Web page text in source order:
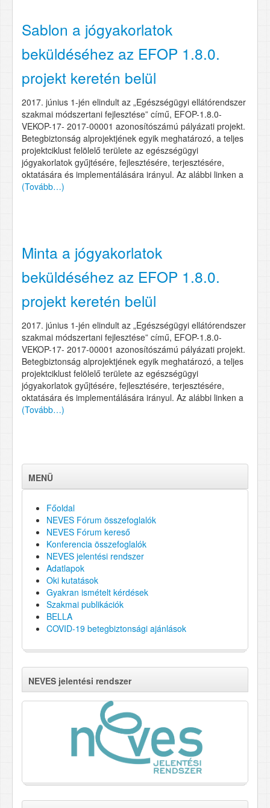
Sablon a jógyakorlatok
beküldéséhez az EFOP 1.8.0.
projekt keretén belül
2017. június 1-jén elindult az „Egészségügyi ellátórendszer
szakmai módszertani fejlesztése” című, EFOP-1.8.0-
VEKOP-17- 2017-00001 azonosítószámú pályázati projekt.
Betegbiztonság alprojektjének egyik meghatározó, a teljes
projektciklust felölelő területe az egészségügyi
jógyakorlatok gyűjtésére, fejlesztésére, terjesztésére,
oktatására és implementálására irányul. Az alábbi linken a
(Tovább…)
Minta a jógyakorlatok
beküldéséhez az EFOP 1.8.0.
projekt keretén belül
2017. június 1-jén elindult az „Egészségügyi ellátórendszer
szakmai módszertani fejlesztése” című, EFOP-1.8.0-
VEKOP-17- 2017-00001 azonosítószámú pályázati projekt.
Betegbiztonság alprojektjének egyik meghatározó, a teljes
projektciklust felölelő területe az egészségügyi
jógyakorlatok gyűjtésére, fejlesztésére, terjesztésére,
oktatására és implementálására irányul. Az alábbi linken a
(Tovább…)
MENÜ
Főoldal
NEVES Fórum összefoglalók
NEVES Fórum kereső
Konferencia összefoglalók
NEVES jelentési rendszer
Adatlapok
Oki kutatások
Gyakran ismételt kérdések
Szakmai publikációk
BELLA
COVID-19 betegbiztonsági ajánlások
NEVES jelentési rendszer